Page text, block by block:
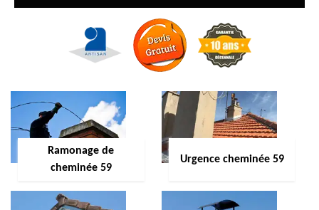
Ramonage de
cheminée 59
Urgence cheminée 59